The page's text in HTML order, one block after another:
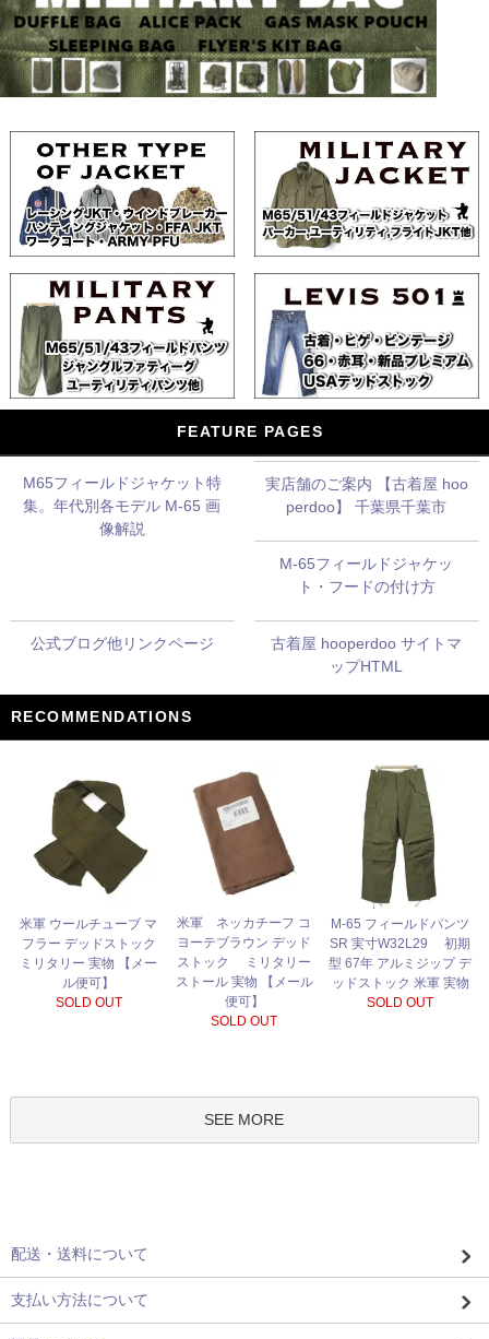
FEATURE PAGES
M65フィールドジャケット特
集。年代別各モデル M-65 画
像解説
実店舗のご案内 【古着屋 hoo
perdoo】 千葉県千葉市
M-65フィールドジャケッ
ト・フードの付け方
公式ブログ他リンクページ
古着屋 hooperdoo サイトマ
ップHTML
RECOMMENDATIONS
米軍 ウールチューブ マ
フラー デッドストック
ミリタリー 実物 【メー
ル便可】
SOLD OUT
米軍 ネッカチーフ コ
ヨーテブラウン デッド
ストック ミリタリー
ストール 実物 【メール
便可】
SOLD OUT
M-65 フィールドパンツ
SR 実寸W32L29 初期
型 67年 アルミジップ デ
ッドストック 米軍 実物
SOLD OUT
SEE MORE
配送・送料について
支払い方法について